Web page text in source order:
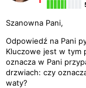
Szanowna Pani,
Odpowiedź na Pani
Kluczowe jest w tym
oznacza w Pani
drzwiach: czy
waty?